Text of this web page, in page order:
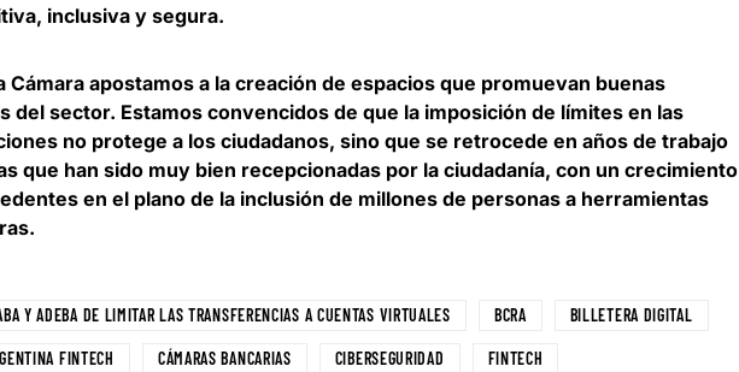
inclusiva y segura.
Cámara apostamos a la creación de espacios que promuevan buenas
del sector. Estamos convencidos de que la imposición de límites en las
no protege a los ciudadanos, sino que se retrocede en años de trabajo
que han sido muy bien recepcionadas por la ciudadanía, con un crecimiento
en el plano de la inclusión de millones de personas a herramientas
Y ADEBA DE LIMITAR LAS TRANSFERENCIAS A CUENTAS VIRTUALES BCRA BILLETERA DIGITAL
FINTECH CÁMARAS BANCARIAS CIBERSEGURIDAD FINTECH